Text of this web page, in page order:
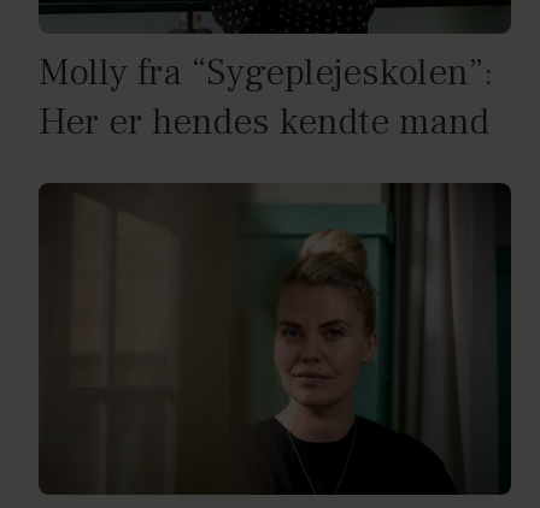
Molly fra “Sygeplejeskolen”:
Her er hendes kendte mand